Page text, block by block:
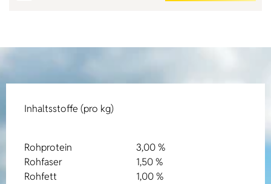
Inhaltsstoffe (pro kg)
Rohprotein
3,00 %
Rohfaser
1,50 %
Rohfett
1,00 %